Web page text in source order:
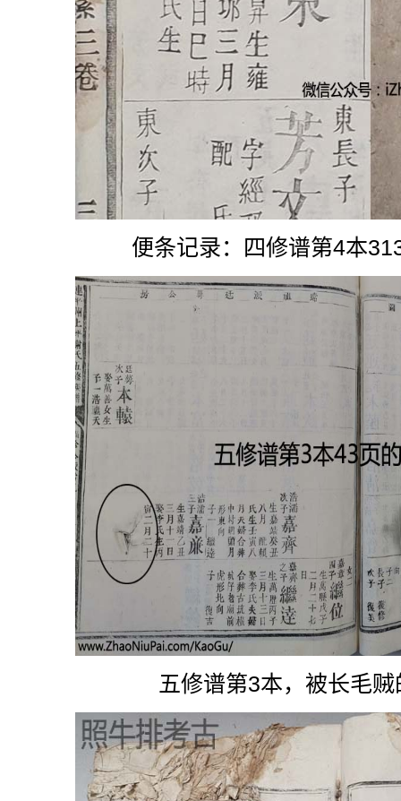
便条记录：四修谱第4本
五修谱第3本，被长毛